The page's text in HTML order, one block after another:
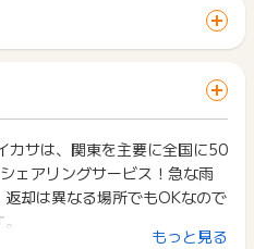
る場所の選択
やお買い物が完了するまでの
サイトに移動した場合はポイン
トGET 」ボタンを押した時と
バイス・ブラウザが異なる場
。
をご利用される場合は、毎回
インストールでポイントGET
ださい。
主側で対象外とみなし、「獲
、税抜き・送料抜き価格とな
1商品につき10円単位の金額
ものは切り捨てとなり、ポイ
を利用して支払われた金額分
のポイント獲得の対象には含
カサは、関東を主要に全国に50
ェアリングサービス！急な雨
却は異なる場所でもOKなので
もっと見る